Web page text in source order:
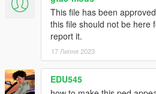
This file has been
this file should not be here
report it.
17 Липня 2023
EDU545